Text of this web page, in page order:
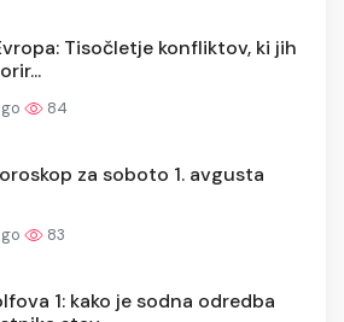
Tisočletje konfliktov, ki jih
84
za soboto 1. avgusta
83
1: kako je sodna odredba